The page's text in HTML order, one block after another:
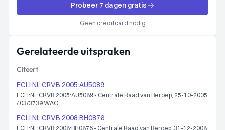
Probeer 7 dagen gratis
Geen creditcard nodig
Gerelateerde uitspraken
Citeert
ECLI:NL:CRVB:2005:AU5089
ECLI:NL:CRVB:2005:AU5089 - Centrale Raad van Beroep, 25-10-2005
/ 03/3739 WAO
ECLI:NL:CRVB:2008:BH0876
ECLI:NL:CRVB:2008:BH0876 - Centrale Raad van Beroep, 31-12-2008